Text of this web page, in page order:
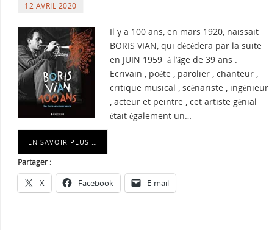
12 AVRIL 2020
Il y a 100 ans, en mars 1920, naissait
BORIS VIAN, qui décédera par la suite
en JUIN 1959 à l’âge de 39 ans .
Ecrivain , poète , parolier , chanteur ,
critique musical , scénariste , ingénieur
, acteur et peintre , cet artiste génial
était également un…
EN SAVOIR PLUS …
Partager :
X Facebook E-mail